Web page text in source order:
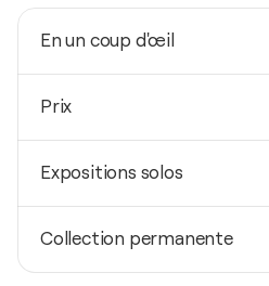
En un coup d'œil
Argentine
Né(e) en
1966
Prix
Bienal de Arte
2014
Salon Mauricio Alghieri-
Isidro, Argentine
Expositions solos
Alma de Río / Bella Gallery -
Collection permanente